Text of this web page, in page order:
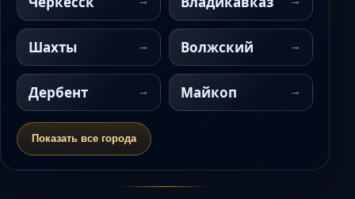
Шахты Волжский
Дербент Майкоп
Показать все города